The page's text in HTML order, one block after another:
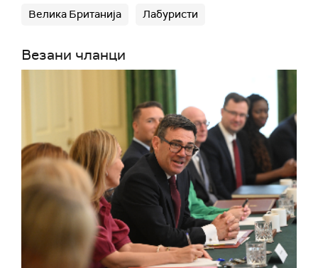
Велика Британија Лабуристи
Везани чланци